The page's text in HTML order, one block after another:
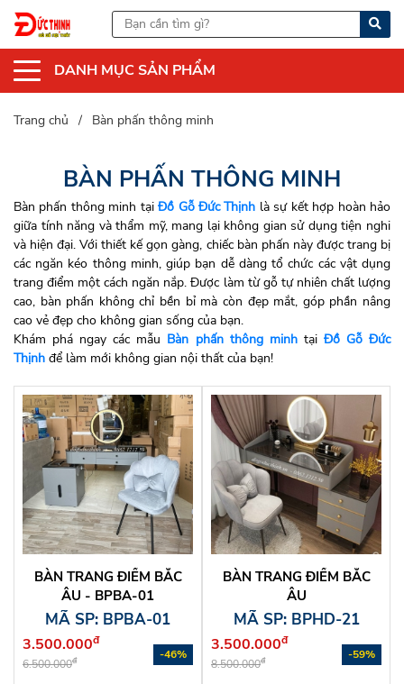
DANH MỤC SẢN PHẨM
Trang chủ Bàn phấn thông minh
BÀN PHẤN THÔNG MINH
Bàn phấn thông minh tạiĐồ Gỗ Đức Thịnh là sự kết hợp hoàn hảo
giữa tính năng và thẩm mỹ, mang lại không gian sử dụng tiện nghi
và hiện đại. Với thiết kế gọn gàng, chiếc bàn phấn này được trang bị
các ngăn kéo thông minh, giúp bạn dễ dàng tổ chức các vật dụng
trang điểm một cách ngăn nắp. Được làm từ gỗ tự nhiên chất lượng
cao, bàn phấn không chỉ bền bỉ mà còn đẹp mắt, góp phần nâng
cao vẻ đẹp cho không gian sống của bạn.
Khám phá ngay các mẫu Bàn phấn thông minhtại Đồ Gỗ Đức
Thịnh để làm mới không gian nội thất của bạn!
BÀN TRANG ĐIỂM BẮC
ÂU - BPBA-01
MÃ SP: BPBA-01
3.500.000đ
6.500.000đ -46%
BÀN TRANG ĐIỂM BẮC
ÂU
MÃ SP: BPHD-21
3.500.000đ
8.500.000đ -59%